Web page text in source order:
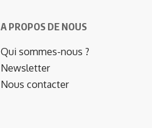
A PROPOS DE NOUS
Qui sommes-nous ?
Newsletter
Nous contacter